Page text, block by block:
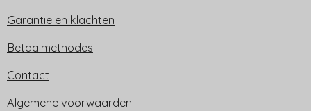
Garantie en klachten
Betaalmethodes
Contact
Algemene voorwaarden